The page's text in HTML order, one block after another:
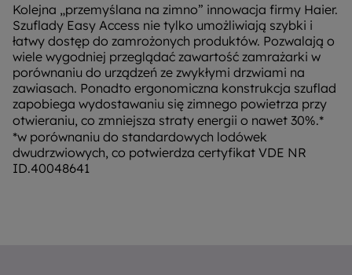
Kolejna „przemyślana na zimno” innowacja firmy Haier.
Szuflady Easy Access nie tylko umożliwiają szybki i
łatwy dostęp do zamrożonych produktów. Pozwalają o
wiele wygodniej przeglądać zawartość zamrażarki w
porównaniu do urządzeń ze zwykłymi drzwiami na
zawiasach. Ponadto ergonomiczna konstrukcja szuflad
zapobiega wydostawaniu się zimnego powietrza przy
otwieraniu, co zmniejsza straty energii o nawet 30%.*
*w porównaniu do standardowych lodówek
dwudrzwiowych, co potwierdza certyfikat VDE NR
ID.40048641